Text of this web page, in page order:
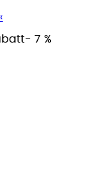
- 7 %